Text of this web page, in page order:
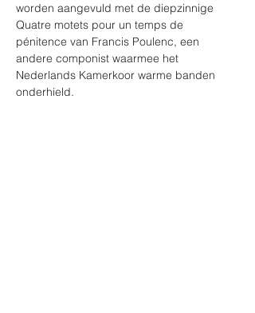
worden aangevuld met de diepzinnige
Quatre motets pour un temps de
pénitence van Francis Poulenc, een
andere componist waarmee het
Nederlands Kamerkoor warme banden
onderhield.